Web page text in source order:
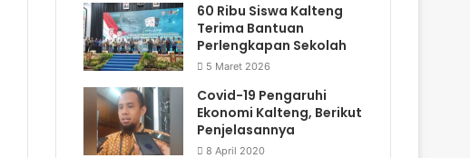
60 Ribu Siswa Kalteng
Terima Bantuan
Perlengkapan Sekolah
5 Maret 2026
Covid-19 Pengaruhi
Ekonomi Kalteng, Berikut
Penjelasannya
8 April 2020